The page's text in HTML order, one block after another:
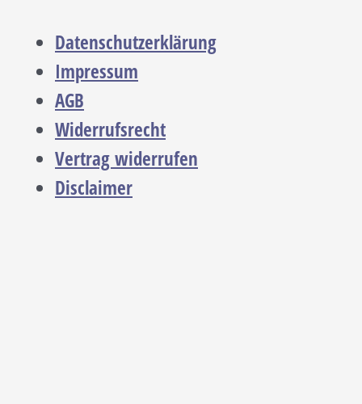
Datenschutzerklärung
Impressum
AGB
Widerrufsrecht
Vertrag widerrufen
Disclaimer